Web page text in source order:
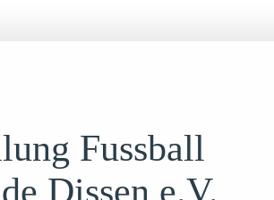
Fussball
Dissen e.V.